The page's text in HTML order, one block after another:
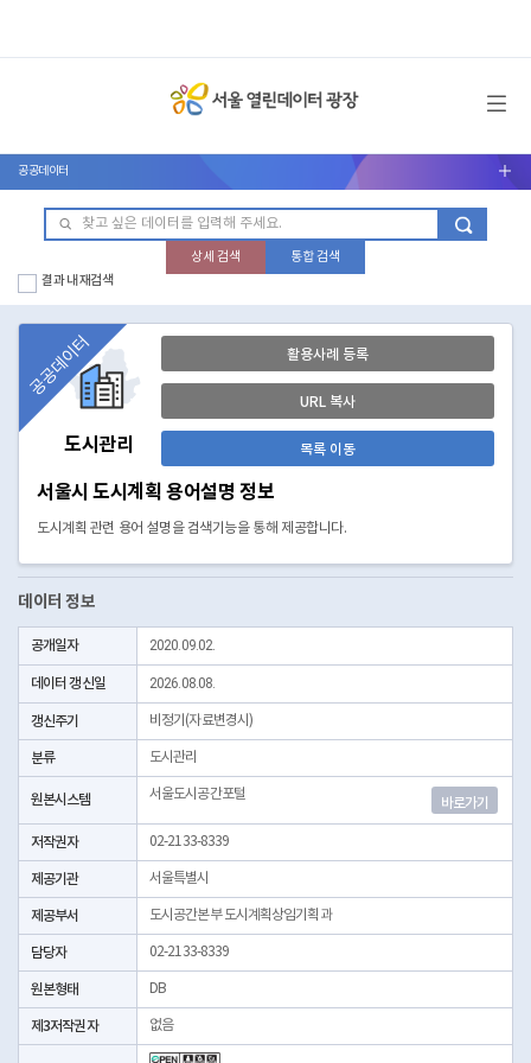
메뉴 열기
공공데이터 서브메뉴 열기
상세 검색
통합 검색
결과 내 재검색
도시관리
공공데이터 활용사례 등록
URL 복사
목록 이동
서울시 도시계획 용어설명 정보
도시계획 관련 용어 설명을 검색기능을 통해 제공합니다.
데이터 정보
공개일자 2020.09.02.
데이터 갱신일 2026.08.08.
갱신주기 비정기(자료변경시)
분류 도시관리
원본시스템 서울도시공간포털
바로가기
저작권자 02-2133-8339
제공기관 서울특별시
제공부서 도시공간본부 도시계획상임기획과
담당자 02-2133-8339
원본형태 DB
제3저작권자 없음